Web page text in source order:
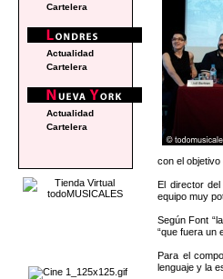
con el
El director del
equipo muy
Según Font
“que fuera un
Para el
lenguaje y la
Cartelera
Actualidad
Cartelera
Actualidad
Cartelera